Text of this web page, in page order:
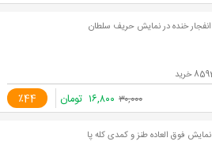
انفجار خنده در نمایش حریف سلطان
٪44 ۳۰,۰۰۰ ۱۶,۸۰۰ تومان
نمایش فوق العاده طنز و کمدی کله پا